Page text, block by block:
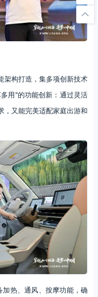
架构打造，集多项创新技术
用"的功能创新：通过灵活
，又能完美适配家庭出游和
热、通风、按摩功能，确